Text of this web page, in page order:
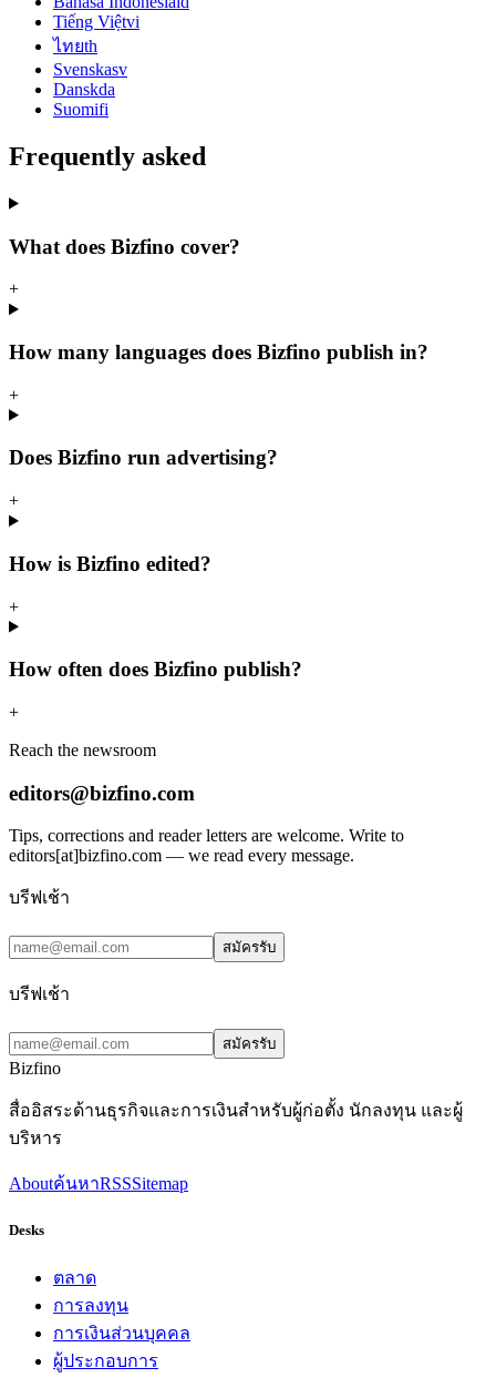
Tiếng Việtvi
ไทยth
Svenskasv
Danskda
Suomifi
Frequently asked
What does Bizfino cover?
+
How many languages does Bizfino publish in?
+
Does Bizfino run advertising?
+
How is Bizfino edited?
+
How often does Bizfino publish?
+
Reach the newsroom
editors@bizfino.com
Tips, corrections and reader letters are welcome. Write to
editors[at]bizfino.com — we read every message.
บรีฟเช้า
สมัครรับ
บรีฟเช้า
สมัครรับ
Bizfino
สื่ออิสระด้านธุรกิจและการเงินสำหรับผู้ก่อตั้ง นักลงทุน และผู้
บริหาร
Aboutค้นหาRSSSitemap
Desks
ตลาด
การลงทุน
การเงินส่วนบุคคล
ผู้ประกอบการ